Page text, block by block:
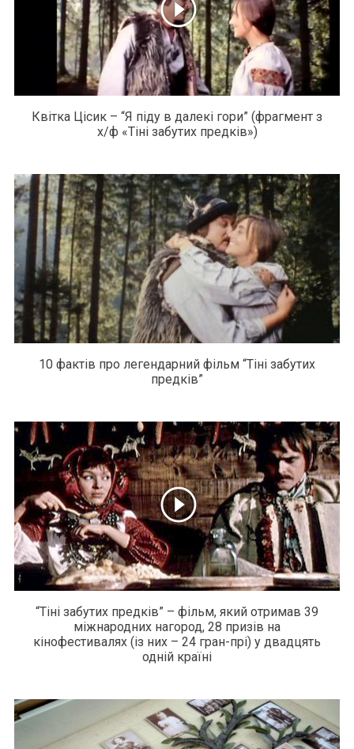
Квітка Цісик – “Я піду в далекі гори” (фрагмент з
х/ф «Тіні забутих предків»)
10 фактів про легендарний фільм “Тіні забутих
предків”
“Тіні забутих предків” – фільм, який отримав 39
міжнародних нагород, 28 призів на
кінофестивалях (із них – 24 гран-прі) у двадцять
одній країні